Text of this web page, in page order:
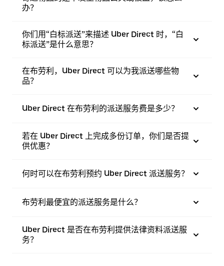
办？
你们用“白标派送”来描述 Uber Direct 时，“白
标派送”是什么意思？
在布劳利，Uber Direct 可以为我派送哪些物
品？
Uber Direct 在布劳利的派送服务费是多少？
若在 Uber Direct 上完成多份订单，你们是否提
供优惠？
何时可以在布劳利预约 Uber Direct 派送服务？
布劳利最便宜的派送服务是什么？
Uber Direct 是否在布劳利提供法律资料派送服
务？